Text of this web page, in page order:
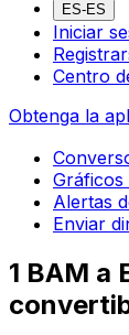
ES-ES
Iniciar
Centro
Obtenga la
Gráficos
Alertas
Enviar
1 BAM a